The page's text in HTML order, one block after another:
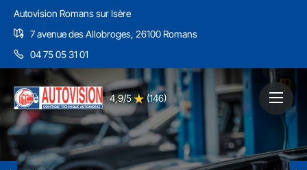
Autovision Romans sur Isère
7 avenue des Allobroges, 26100 Romans
04 75 05 31 01
4,9/5 (146)